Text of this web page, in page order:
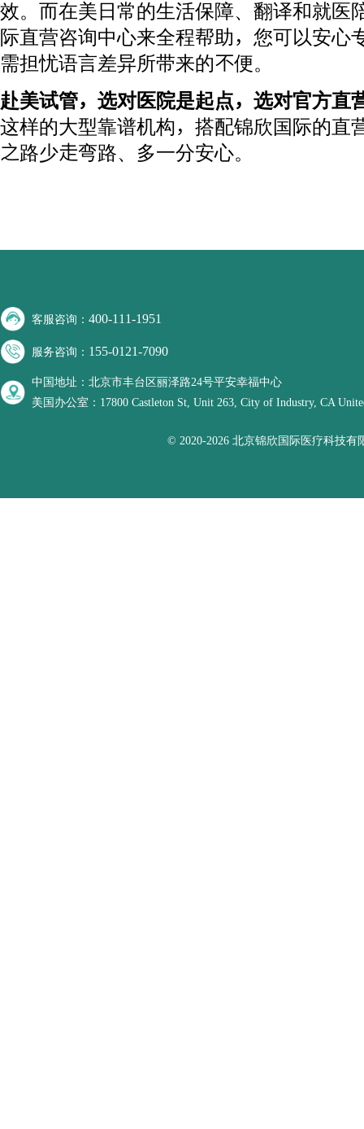
效。而在美日常的生活保障、翻译和就医
际直营咨询中心来全程帮助，您可以安心
需担忧语言差异所带来的不便。
赴美试管，选对医院是起点，选对官方直
这样的大型靠谱机构，搭配锦欣国际的直
之路少走弯路、多一分安心。
客服咨询：400-111-1951
服务咨询： 155-0121-7090
中国地址：北京市丰台区丽泽路24号平安幸福中心
美国办公室：17800 Castleton St, Unit 263, City of Industry, CA
© 2020-2026 北京锦欣国际医疗科